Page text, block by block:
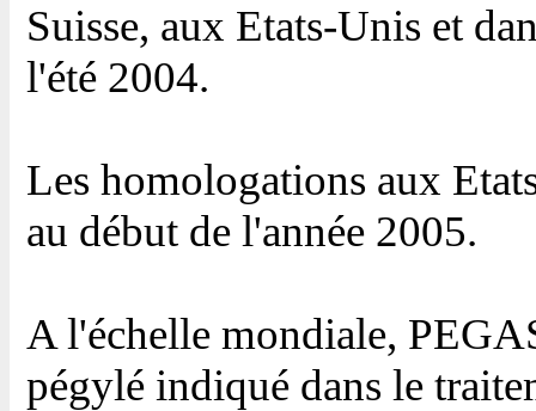
Suisse, aux Etats-Unis et
l'été 2004.
Les homologations aux
au début de l'année 2005.
A l'échelle mondiale,
pégylé indiqué dans le